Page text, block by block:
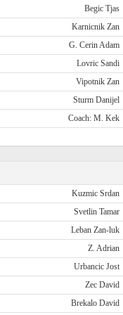
Begic Tjas
Karnicnik Zan
G. Cerin Adam
Lovric Sandi
Vipotnik Zan
Sturm Danijel
Coach: M. Kek
Kuzmic Srdan
Svetlin Tamar
Leban Zan-luk
Z. Adrian
Urbancic Jost
Zec David
Brekalo David